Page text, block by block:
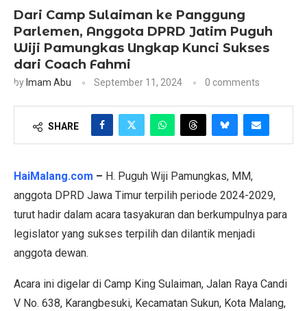
Dari Camp Sulaiman ke Panggung
Parlemen, Anggota DPRD Jatim Puguh
Wiji Pamungkas Ungkap Kunci Sukses
dari Coach Fahmi
by Imam Abu September 11, 2024 0 comments
SHARE
HaiMalang.com – H. Puguh Wiji Pamungkas, MM,
anggota DPRD Jawa Timur terpilih periode 2024-2029,
turut hadir dalam acara tasyakuran dan berkumpulnya para
legislator yang sukses terpilih dan dilantik menjadi
anggota dewan.
Acara ini digelar di Camp King Sulaiman, Jalan Raya Candi
V No. 638, Karangbesuki, Kecamatan Sukun, Kota Malang,